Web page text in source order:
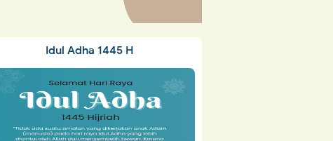
Idul Adha 1445 H